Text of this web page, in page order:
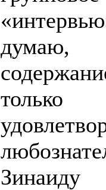
только
Зинаиду